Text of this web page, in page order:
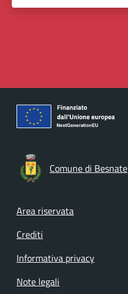
Comune di Besnate
Footer menu
Area riservata
Crediti
Informativa privacy
Note legali